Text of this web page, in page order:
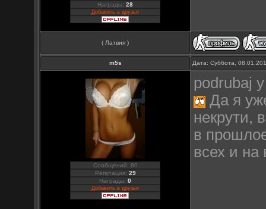
Награды:28
Добавить в друзья
( Латвия )
m5s Дата: Суббота,
Сообщений: 80
Репутация: 29
Награды:0
Добавить в друзья
podrubaj
Да я
некрути,
в
всех и